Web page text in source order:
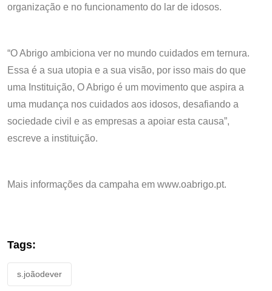
organização e no funcionamento do lar de idosos.
“O Abrigo ambiciona ver no mundo cuidados em ternura.
Essa é a sua utopia e a sua visão, por isso mais do que
uma Instituição, O Abrigo é um movimento que aspira a
uma mudança nos cuidados aos idosos, desafiando a
sociedade civil e as empresas a apoiar esta causa”,
escreve a instituição.
Mais informações da campaha em www.oabrigo.pt.
Tags:
s.joãodever